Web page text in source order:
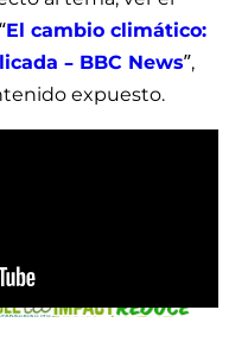
El cambio climático:
– BBC News”,
expuesto.